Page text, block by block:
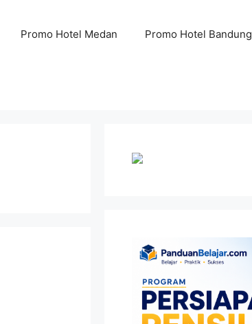
Promo Hotel Medan Promo Hotel Bandung